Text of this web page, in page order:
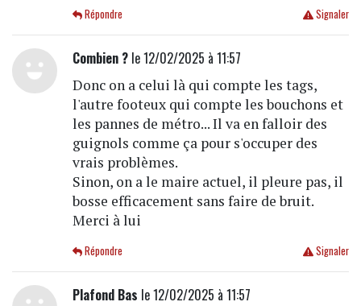
Signaler
Répondre
Combien ?le 12/02/2025 à 11:57
Donc on a celui là qui compte les tags,
l'autre footeux qui compte les bouchons et
les pannes de métro... Il va en falloir des
guignols comme ça pour s'occuper des
vrais problèmes.
Sinon, on a le maire actuel, il pleure pas, il
bosse efficacement sans faire de bruit.
Merci à lui
Signaler
Répondre
Plafond Bas le 12/02/2025 à 11:57